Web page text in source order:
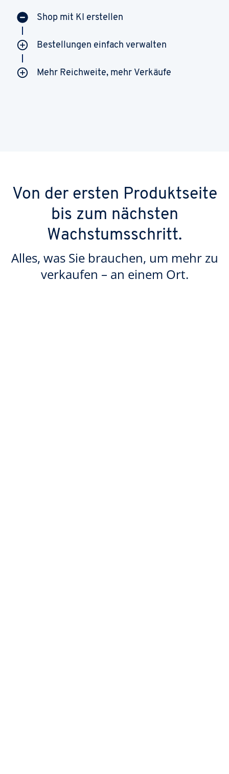
Shop mit KI erstellen
Bestellungen einfach verwalten
Mehr Reichweite, mehr Verkäufe
Von der ersten Produktseite
bis zum nächsten
Wachstumsschritt.
Alles, was Sie brauchen, um mehr zu
verkaufen – an einem Ort.